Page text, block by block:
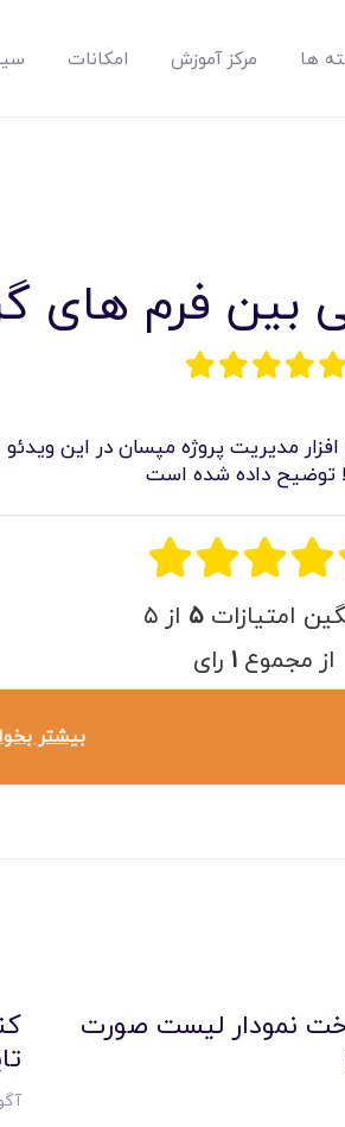
ها مرکز آموزش امکانات
خانه
مرکز آموزش
امکانات
سیستم ها
قیمت محصولات
بین فرم های
مدیریت پروژه مپسان در این
توضیح داده شده است
امتیازات ۵ از ۵
از مجموع ۱ رای
بیشتر
نمودار لیست صورت